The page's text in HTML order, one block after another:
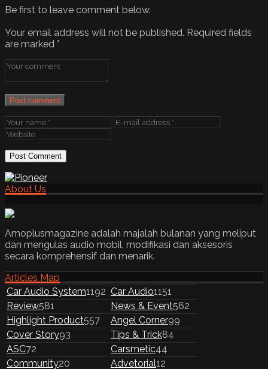
Be first to leave comment below.
Your email address will not be published. Required fields
are marked *
Post comment
About Us
Amoplusmagazine adalah majalah bulanan yang meliput
dan mengulas audio mobil, modifikasi dan aksesoris
secara komprehensif dan menarik.
Articles Map
Car Audio System1192 Car Audio1151
Review581 News & Event562
Highlight Product557 Angel Corner99
Cover Story93 Tips & Trick84
ASC72 Carsmetic44
Community20 Advetorial12